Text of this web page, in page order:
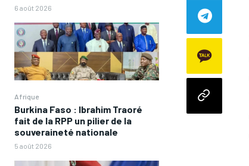
6 août 2026
Afrique
Burkina Faso : Ibrahim Traoré
fait de la RPP un pilier de la
souveraineté nationale
5 août 2026